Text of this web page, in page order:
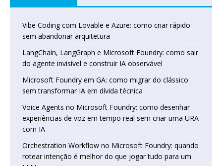
Vibe Coding com Lovable e Azure: como criar rápido
sem abandonar arquitetura
LangChain, LangGraph e Microsoft Foundry: como sair
do agente invisível e construir IA observável
Microsoft Foundry em GA: como migrar do clássico
sem transformar IA em dívida técnica
Voice Agents no Microsoft Foundry: como desenhar
experiências de voz em tempo real sem criar uma URA
com IA
Orchestration Workflow no Microsoft Foundry: quando
rotear intenção é melhor do que jogar tudo para um